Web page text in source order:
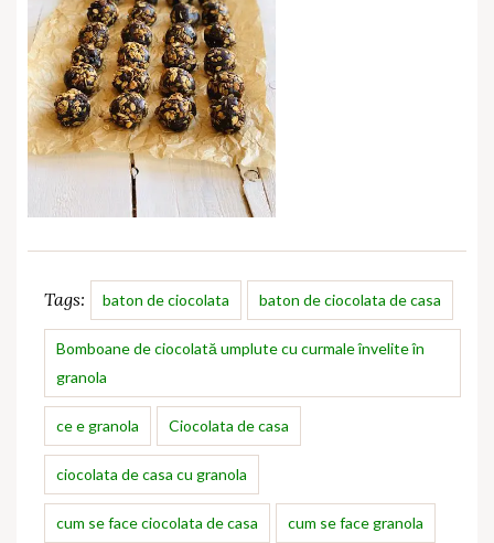
Tags: baton de ciocolata baton de ciocolata de casa
Bomboane de ciocolată umplute cu curmale învelite în
granola
ce e granola Ciocolata de casa
ciocolata de casa cu granola
cum se face ciocolata de casa cum se face granola